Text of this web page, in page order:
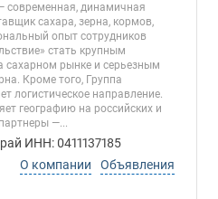
современная, динамичная
сахара, зерна, кормов,
опыт сотрудников
стать крупным
рынке и серьезным
Кроме того, Группа
логистическое направление.
географию на российских и
—...
ИНН: 0411137185
О компании
Объявления